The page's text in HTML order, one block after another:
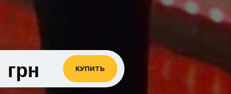
грн КУПИТЬ